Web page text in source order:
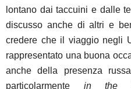
lontano dai taccuini e dalle
discusso anche di altri e
credere che il viaggio negli
rappresentato una buona
anche della presenza
particolarmente in the